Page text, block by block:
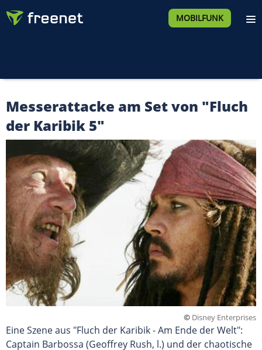
MOBILFUNK
Messerattacke am Set von "Fluch
der Karibik 5"
© Disney Enterprises
Eine Szene aus "Fluch der Karibik - Am Ende der Welt":
Captain Barbossa (Geoffrey Rush, l.) und der chaotische